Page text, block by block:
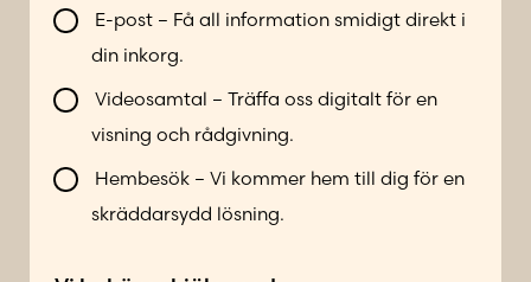
e
l
b
i
n
E-post – Få all information smidigt direkt i
din inkorg.
Videosamtal – Träffa oss digitalt för en
visning och rådgivning.
Hembesök – Vi kommer hem till dig för en
skräddarsydd lösning.